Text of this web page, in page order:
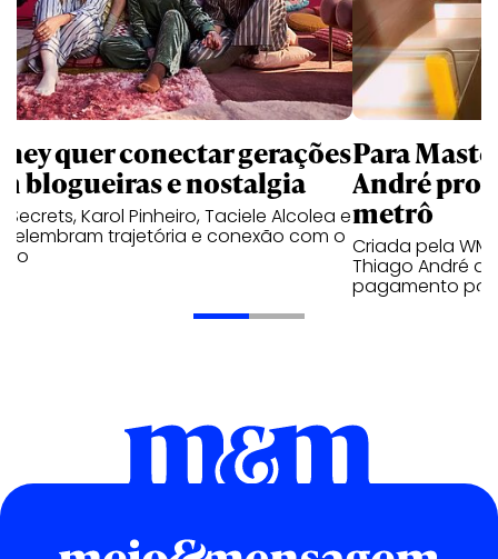
quer conectar gerações
blogueiras e nostalgia
Secrets, Karol Pinheiro, Taciele Alcolea e
relembram trajetória e conexão com o
Para
André
metrô
Criada pela
Thiago André
pagamento por